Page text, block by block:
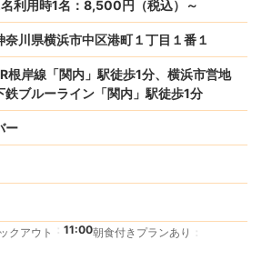
利用時1名：8,500円（税込）～
奈川県横浜市中区港町１丁目１番１
根岸線「関内」駅徒歩1分、横浜市営地
鉄ブルーライン「関内」駅徒歩1分
ー
クアウト 11:00朝食付きプランあり